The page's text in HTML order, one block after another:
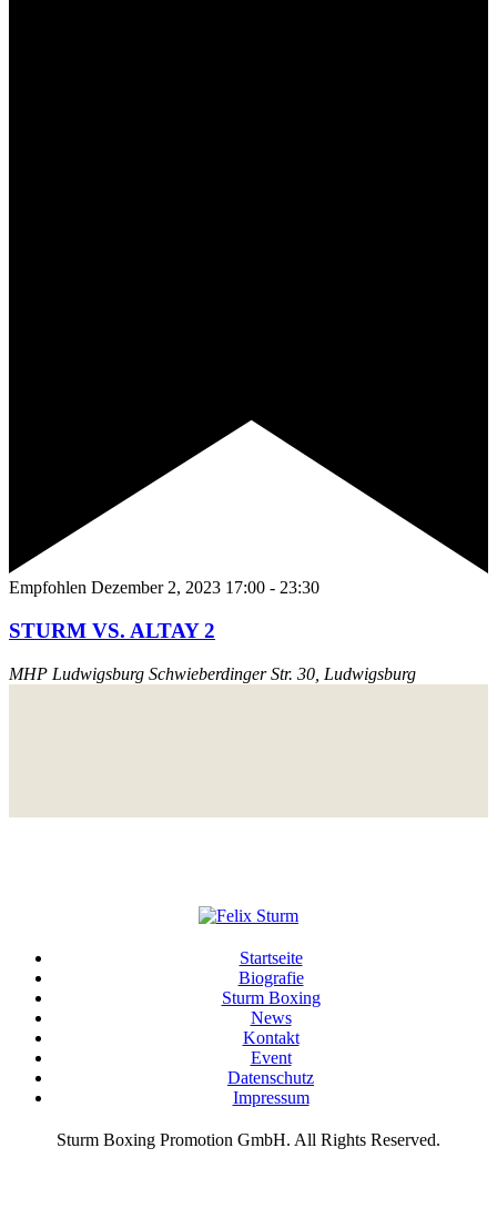
Empfohlen Dezember 2, 2023 17:00 - 23:30
STURM VS. ALTAY 2
MHP Ludwigsburg Schwieberdinger Str. 30, Ludwigsburg
Startseite
Biografie
Sturm Boxing
News
Kontakt
Event
Datenschutz
Impressum
Sturm Boxing Promotion GmbH. All Rights Reserved.